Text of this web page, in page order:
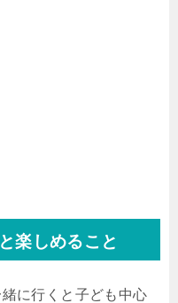
楽しめること
に行くと子ども中心